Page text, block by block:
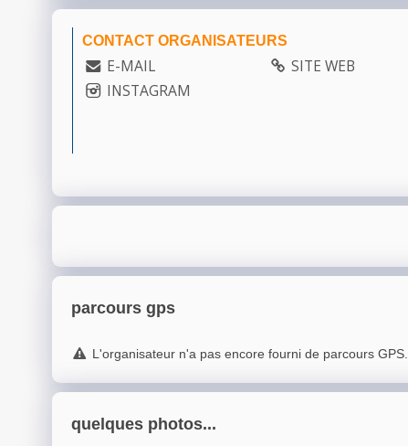
CONTACT ORGANISATEURS
E-MAIL
SITE WEB
INSTAGRAM
parcours gps
L'organisateur n'a pas encore fourni de parcours GPS.
quelques photos...